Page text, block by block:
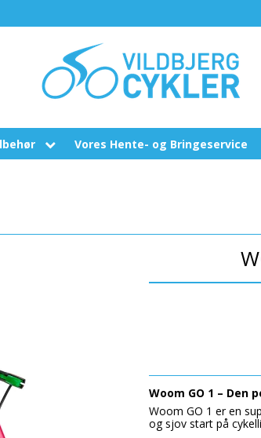
Vores Hente- og Bringeservice
Woom GO 1 –
Woom GO 1 er en
og sjov start på